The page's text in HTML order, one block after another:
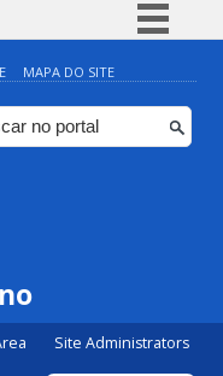
Simplifique!
Comunica BR
Participe
MAPA DO SITE
Site Administrators